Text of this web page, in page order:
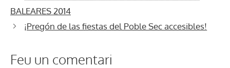
BALEARES 2014
¡Pregón de las fiestas del Poble Sec accesibles!
Feu un comentari